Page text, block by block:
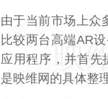
由于当前市场上众
比较两台高端AR
应用程序，并首先
是映维网的具体整
映